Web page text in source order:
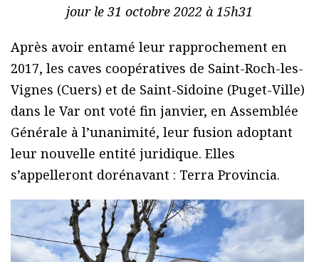
jour le 31 octobre 2022 à 15h31
Après avoir entamé leur rapprochement en
2017, les caves coopératives de Saint-Roch-les-
Vignes (Cuers) et de Saint-Sidoine (Puget-Ville)
dans le Var ont voté fin janvier, en Assemblée
Générale à l’unanimité, leur fusion adoptant
leur nouvelle entité juridique. Elles
s’appelleront dorénavant : Terra Provincia.